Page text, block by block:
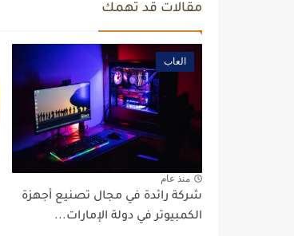
مقالات قد تهمك
العاب
منذ عام
شركة رائدة في مجال تصنيع أجهزة
الكمبيوتر في دولة الإمارات...